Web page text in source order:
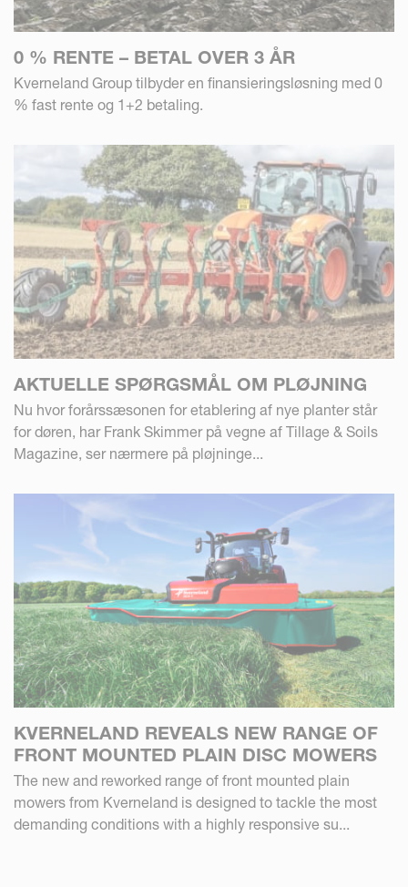
0 % RENTE – BETAL OVER 3 ÅR
Kverneland Group tilbyder en finansieringsløsning med 0
% fast rente og 1+2 betaling.
AKTUELLE SPØRGSMÅL OM PLØJNING
Nu hvor forårssæsonen for etablering af nye planter står
for døren, har Frank Skimmer på vegne af Tillage & Soils
Magazine, ser nærmere på pløjninge...
KVERNELAND REVEALS NEW RANGE OF
FRONT MOUNTED PLAIN DISC MOWERS
The new and reworked range of front mounted plain
mowers from Kverneland is designed to tackle the most
demanding conditions with a highly responsive su...